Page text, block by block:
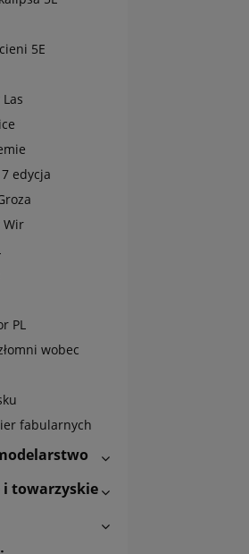
5E
edycja
Wir
PL
wobec
fabularnych
i towarzyskie